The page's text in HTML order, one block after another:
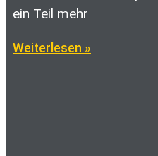
ein Teil mehr
Weiterlesen »